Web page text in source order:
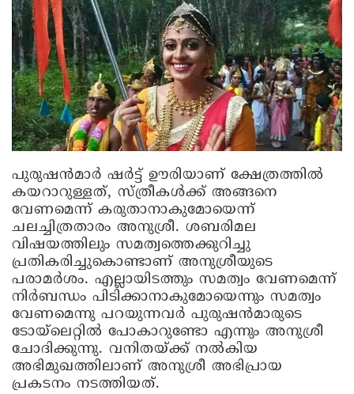
പുരുഷന്‍മാര്‍ ഷര്‍ട്ട് ഊരിയാണ് ക്ഷേത്രത്തില്‍
കയറാറുള്ളത്, സ്ത്രീകള്‍ക്ക് അങ്ങനെ
വേണമെന്ന് കരുതാനാകുമോയെന്ന്
ചലച്ചിത്രതാരം അനുശ്രീ. ശബരിമല
വിഷയത്തിലും സമത്വത്തെക്കുറിച്ചു
പ്രതികരിച്ചുകൊണ്ടാണ് അനുശ്രീയുടെ
പരാമര്‍ശം. എല്ലായിടത്തും സമത്വം വേണമെന്ന്
നിര്‍ബന്ധം പിടിക്കാനാകുമോയെന്നും സമത്വം
വേണമെന്നു പറയുന്നവര്‍ പുരുഷന്‍മാരുടെ
ടോയ്‌ലെറ്റില്‍ പോകാറുണ്ടോ എന്നും അനുശ്രീ
ചോദിക്കുന്നു. വനിതയ്ക്ക് നല്‍കിയ
അഭിമുഖത്തിലാണ് അനുശ്രീ അഭിപ്രായ
പ്രകടനം നടത്തിയത്.